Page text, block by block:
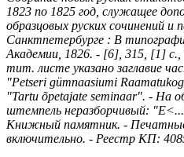
1823 по 1825 год, служащее
образцовых руских сочинений и
Санктпетербурге : В
Академии, 1826. - [6], 315, [1]
тит. листе указано заглавие
"Petseri gümnaasiumi
"Tartu õpetajate seminaar". - На
штемпель неразборчивый:
Книжный памятник. - Печатные
включительно. - Реестр КП: